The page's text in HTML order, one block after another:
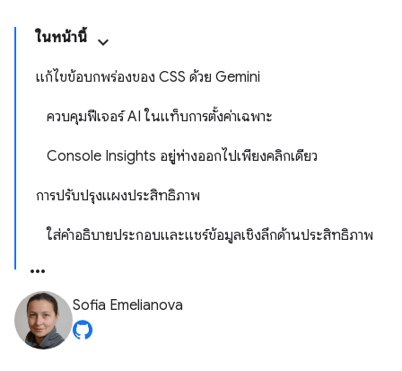
ในหน้านี้
แก้ไขข้อบกพร่องของ CSS ด้วย Gemini
ควบคุมฟีเจอร์ AI ในแท็บการตั้งค่าเฉพาะ
Console Insights อยู่ห่างออกไปเพียงคลิกเดียว
การปรับปรุงแผงประสิทธิภาพ
ใส่คำอธิบายประกอบและแชร์ข้อมูลเชิงลึกด้านประสิทธิภาพ
Sofia Emelianova